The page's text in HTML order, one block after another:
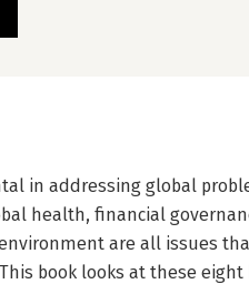
in addressing global
health, financial
are all issues
book looks at these eight